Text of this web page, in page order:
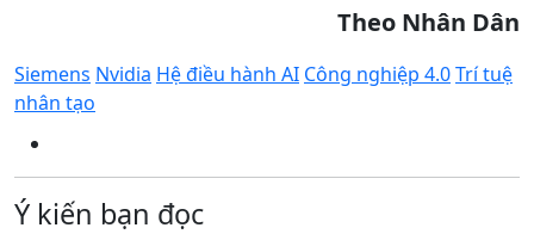
Theo Nhân Dân
Siemens Nvidia Hệ điều hành AI Công nghiệp 4.0Trí tuệ
nhân tạo
Ý kiến bạn đọc